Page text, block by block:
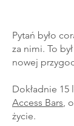
Pytań było
za nimi. To
nowej
Dokładnie
Access Bars ,
życie.